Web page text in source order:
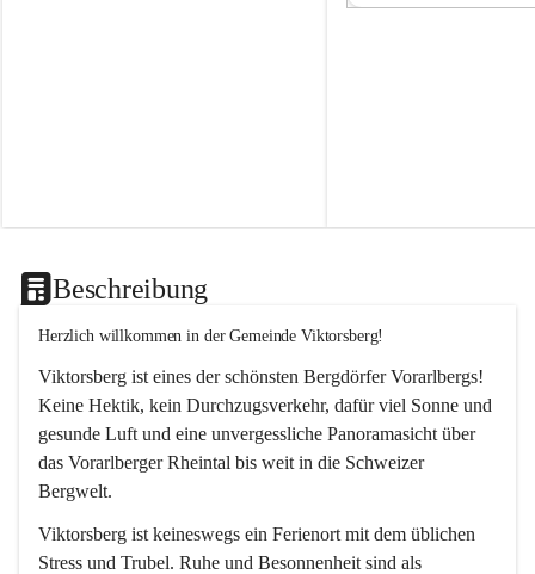
Beschreibung
Herzlich willkommen in der Gemeinde Viktorsberg!
Viktorsberg ist eines der schönsten Bergdörfer Vorarlbergs!
Keine Hektik, kein Durchzugsverkehr, dafür viel Sonne und
gesunde Luft und eine unvergessliche Panoramasicht über
das Vorarlberger Rheintal bis weit in die Schweizer
Bergwelt.
Viktorsberg ist keineswegs ein Ferienort mit dem üblichen
Stress und Trubel. Ruhe und Besonnenheit sind als